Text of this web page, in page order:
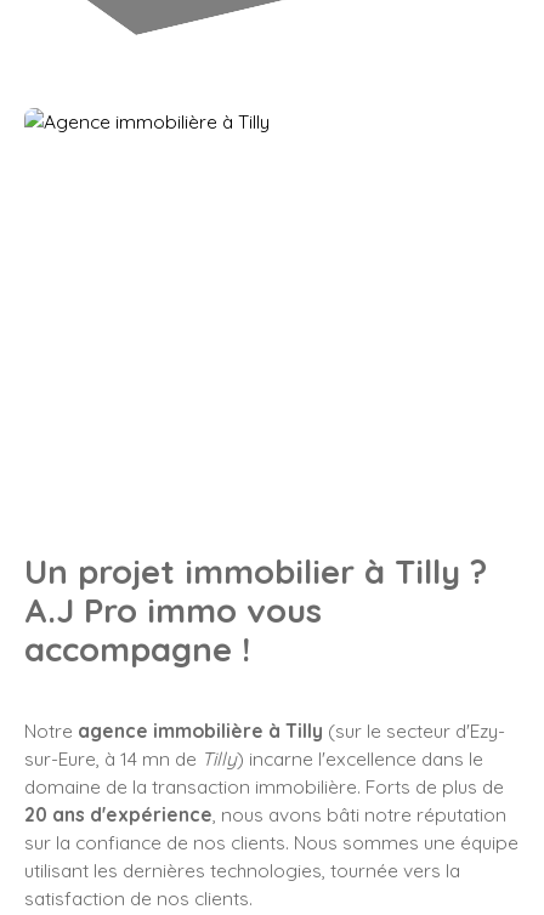
Un projet immobilier à Tilly ?
A.J Pro immo vous
accompagne !
Notre agence immobilière à Tilly (sur le secteur d'Ezy-
sur-Eure, à 14 mn de Tilly) incarne l'excellence dans le
domaine de la transaction immobilière. Forts de plus de
20 ans d'expérience , nous avons bâti notre réputation
sur la confiance de nos clients. Nous sommes une équipe
utilisant les dernières technologies, tournée vers la
satisfaction de nos clients.